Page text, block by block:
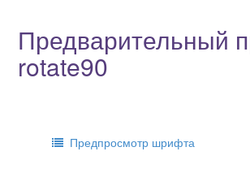
Предварительный
rotate90
Предпросмотр шрифта